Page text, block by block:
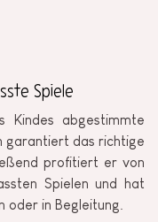
Spiele
abgestimmte
garantiert das richtige
profitiert er von
Spielen und hat
oder in Begleitung.